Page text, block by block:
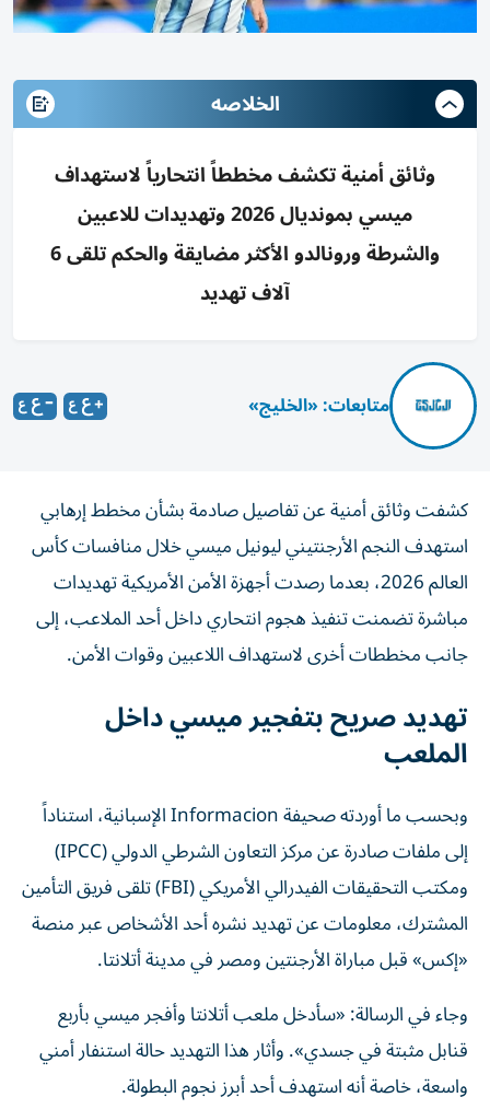
الخلاصه
وثائق أمنية تكشف مخططاً انتحارياً لاستهداف
ميسي بمونديال 2026 وتهديدات للاعبين
والشرطة ورونالدو الأكثر مضايقة والحكم تلقى 6
آلاف تهديد
متابعات: «الخليج»
كشفت وثائق أمنية عن تفاصيل صادمة بشأن مخطط إرهابي
استهدف النجم الأرجنتيني ليونيل ميسي خلال منافسات كأس
العالم 2026، بعدما رصدت أجهزة الأمن الأمريكية تهديدات
مباشرة تضمنت تنفيذ هجوم انتحاري داخل أحد الملاعب، إلى
جانب مخططات أخرى لاستهداف اللاعبين وقوات الأمن.
تهديد صريح بتفجير ميسي داخل
الملعب
وبحسب ما أوردته صحيفة Informacion الإسبانية، استناداً
إلى ملفات صادرة عن مركز التعاون الشرطي الدولي (IPCC)
ومكتب التحقيقات الفيدرالي الأمريكي (FBI) تلقى فريق التأمين
المشترك، معلومات عن تهديد نشره أحد الأشخاص عبر منصة
«إكس» قبل مباراة الأرجنتين ومصر في مدينة أتلانتا.
وجاء في الرسالة: «سأدخل ملعب أتلانتا وأفجر ميسي بأربع
قنابل مثبتة في جسدي». وأثار هذا التهديد حالة استنفار أمني
واسعة، خاصة أنه استهدف أحد أبرز نجوم البطولة.